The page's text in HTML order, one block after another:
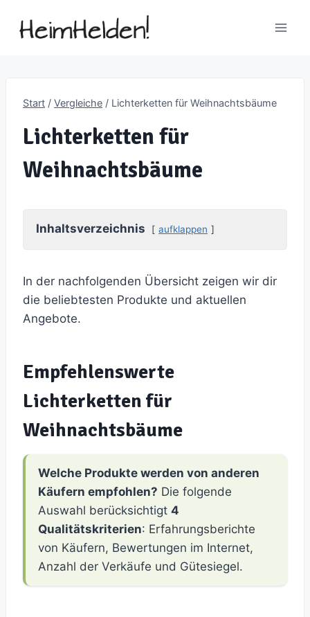
Inhalt
Start / Vergleiche / Lichterketten für Weihnachtsbäume
Lichterketten für
Weihnachtsbäume
Inhaltsverzeichnis aufklappen
In der nachfolgenden Übersicht zeigen wir dir
die beliebtesten Produkte und aktuellen
Angebote.
Empfehlenswerte
Lichterketten für
Weihnachtsbäume
Welche Produkte werden von anderen
Käufern empfohlen? Die folgende
Auswahl berücksichtigt 4
Qualitätskriterien: Erfahrungsberichte
von Käufern, Bewertungen im Internet,
Anzahl der Verkäufe und Gütesiegel.